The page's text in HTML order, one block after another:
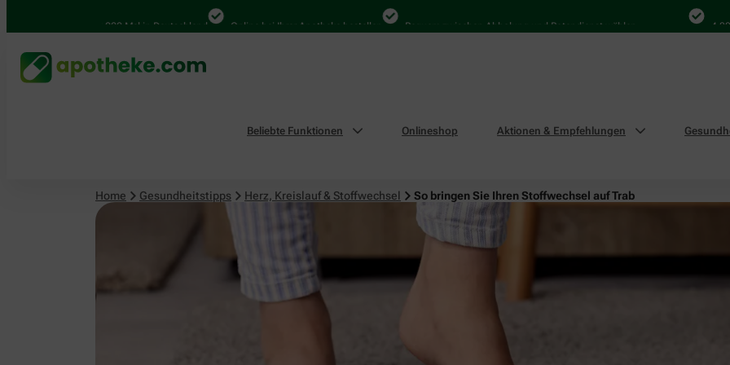
4.000 Mal in Deutschland Online bei Ihrer Apotheke bestellen Bequem zwischen Abholung und Botendienst wählen 4.000 Mal
Beliebte Funktionen Onlineshop Aktionen & Empfehlungen
Home Gesundheitstipps Herz, Kreislauf & Stoffwechsel So bringen Sie Ihren Stoffwechsel auf Trab
Herz, Kreislauf & Stoffwechsel